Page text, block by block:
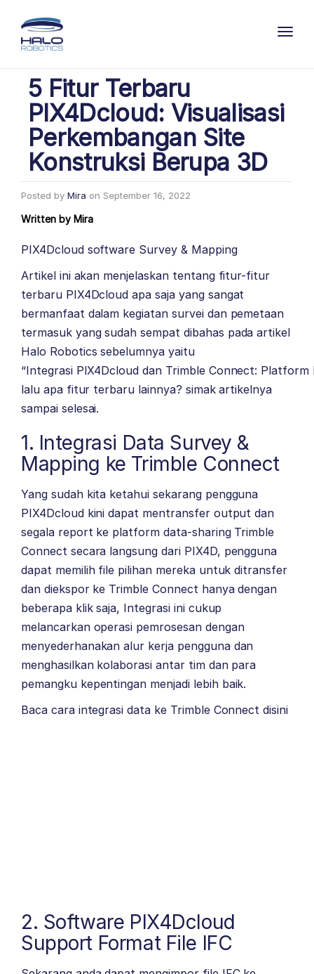
5 Fitur Terbaru
PIX4Dcloud: Visualisasi
Perkembangan Site
Konstruksi Berupa 3D
Posted by Mira on September 16, 2022
Written by Mira
PIX4Dcloud software Survey & Mapping
Artikel ini akan menjelaskan tentang fitur-fitur
terbaru PIX4Dcloud apa saja yang sangat
bermanfaat dalam kegiatan survei dan pemetaan
termasuk yang sudah sempat dibahas pada artikel
Halo Robotics sebelumnya yaitu
“Integrasi PIX4Dcloud dan Trimble Connect:
lalu apa fitur terbaru lainnya? simak artikelnya
sampai selesai.
1. Integrasi Data Survey &
Mapping ke Trimble Connect
Yang sudah kita ketahui sekarang pengguna
PIX4Dcloud kini dapat mentransfer output dan
segala report ke platform data-sharing Trimble
Connect secara langsung dari PIX4D, pengguna
dapat memilih file pilihan mereka untuk ditransfer
dan diekspor ke Trimble Connect hanya dengan
beberapa klik saja, Integrasi ini cukup
melancarkan operasi pemrosesan dengan
menyederhanakan alur kerja pengguna dan
menghasilkan kolaborasi antar tim dan para
pemangku kepentingan menjadi lebih baik.
Baca cara integrasi data ke Trimble Connectdisini
2. Software PIX4Dcloud
Support Format File IFC